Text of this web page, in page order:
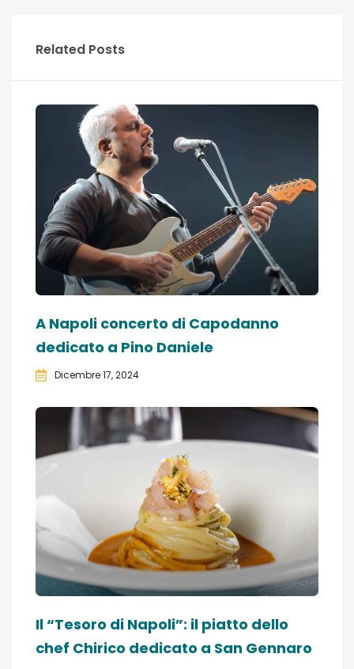
Related Posts
A Napoli concerto di Capodanno
dedicato a Pino Daniele
Dicembre 17, 2024
Il “Tesoro di Napoli”: il piatto dello
chef Chirico dedicato a San Gennaro